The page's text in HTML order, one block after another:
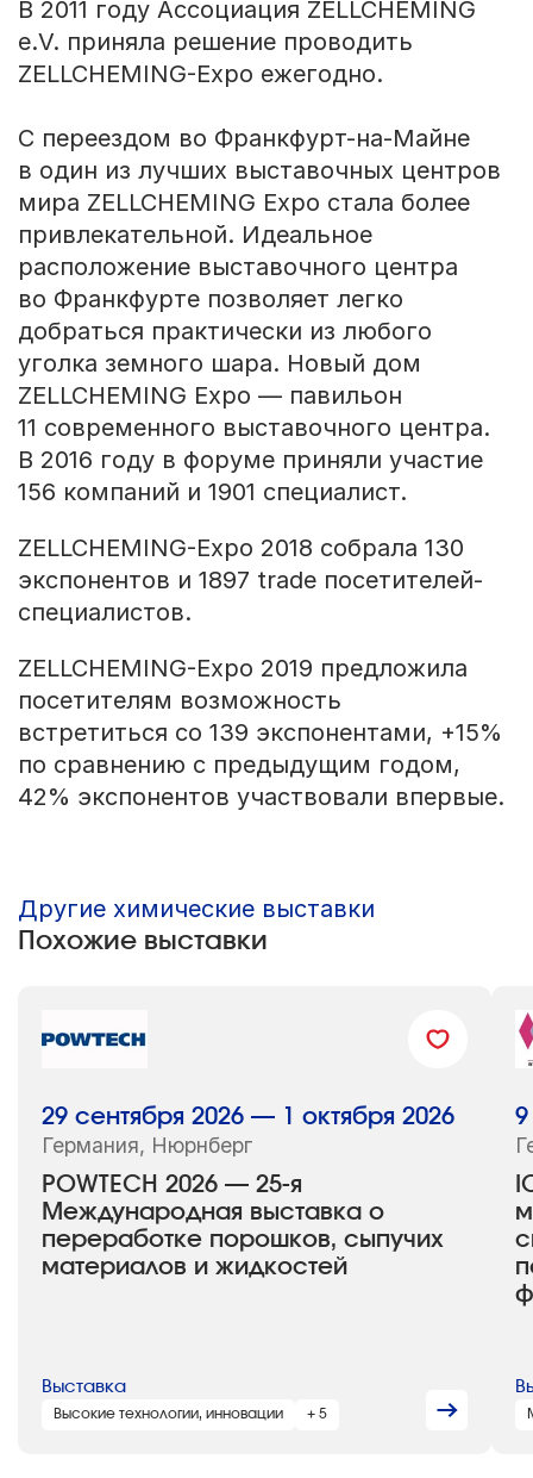
В 2011 году Ассоциация ZELLCHEMING
e.V. приняла решение проводить
ZELLCHEMING-Expo ежегодно.
С переездом во Франкфурт-на-Майне
в один из лучших выставочных центров
мира ZELLCHEMING Expo стала более
привлекательной. Идеальное
расположение выставочного центра
во Франкфурте позволяет легко
добраться практически из любого
уголка земного шара. Новый дом
ZELLCHEMING Expo — павильон
11 современного выставочного центра.
В 2016 году в форуме приняли участие
156 компаний и 1901 специалист.
ZELLCHEMING-Expo 2018 собрала 130
экспонентов и 1897 trade посетителей-
специалистов.
ZELLCHEMING-Expo 2019 предложила
посетителям возможность
встретиться со 139 экспонентами, +15%
по сравнению с предыдущим годом,
42% экспонентов участвовали впервые.
Другие химические выставки
Похожие выставки
POWTECH 2026 — 25-я
Международная выставка о
переработке порошков, сыпучих
материалов и жидкостей
29 сентября 2026 — 1 октября 2026
Германия, Нюрнберг
Выставка
Высокие технологии, инновации + 5